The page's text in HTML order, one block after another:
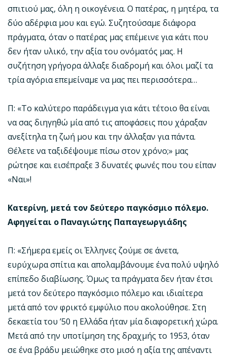
σπιτιού μας, όλη η οικογένεια. Ο πατέρας, η μητέρα, τα
δύο αδέρφια μου και εγώ. Συζητούσαμε διάφορα
πράγματα, όταν ο πατέρας μας επέμεινε για κάτι που
δεν ήταν υλικό, την αξία του ονόματός μας. Η
συζήτηση γρήγορα άλλαξε διαδρομή και όλοι μαζί τα
τρία αγόρια επεμείναμε να μας πει περισσότερα…
Π: «Το καλύτερο παράδειγμα για κάτι τέτοιο θα είναι
να σας διηγηθώ μία από τις αποφάσεις που χάραξαν
ανεξίτηλα τη ζωή μου και την άλλαξαν για πάντα.
Θέλετε να ταξιδέψουμε πίσω στον χρόνο;» μας
ρώτησε και εισέπραξε 3 δυνατές φωνές που του είπαν
«Ναι»!
Κατερίνη, μετά τον δεύτερο παγκόσμιο πόλεμο.
Αφηγείται ο Παναγιώτης Παπαγεωργιάδης
Π: «Σήμερα εμείς οι Έλληνες ζούμε σε άνετα,
ευρύχωρα σπίτια και απολαμβάνουμε ένα πολύ υψηλό
επίπεδο διαβίωσης. Όμως τα πράγματα δεν ήταν έτσι
μετά τον δεύτερο παγκόσμιο πόλεμο και ιδιαίτερα
μετά από τον φρικτό εμφύλιο που ακολούθησε. Στη
δεκαετία του ’50 η Ελλάδα ήταν μία διαφορετική χώρα.
Μετά από την υποτίμηση της δραχμής το 1953, όταν
σε ένα βράδυ μειώθηκε στο μισό η αξία της απέναντι